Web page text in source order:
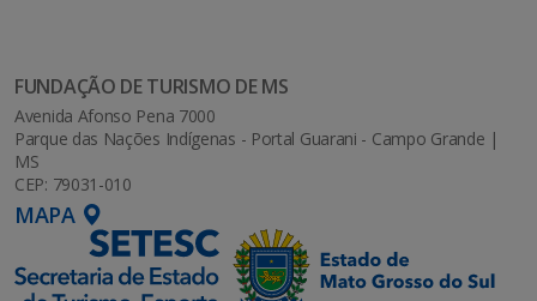
FUNDAÇÃO DE TURISMO DE MS
Avenida Afonso Pena 7000
Parque das Nações Indígenas - Portal Guarani - Campo Grande |
MS
CEP: 79031-010
MAPA